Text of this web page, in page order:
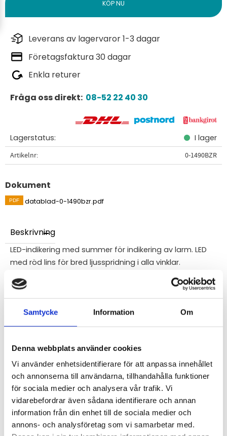
Samtycke Information Om
Denna webbplats använder cookies
Vi använder enhetsidentifierare för att anpassa innehållet
och annonserna till användarna, tillhandahålla funktioner
för sociala medier och analysera vår trafik. Vi
vidarebefordrar även sådana identifierare och annan
information från din enhet till de sociala medier och
annons- och analysföretag som vi samarbetar med.
Leverans av lagervaror 1-3 dagar
Företagsfaktura 30 dagar
Enkla returer
Fråga oss direkt: 08-52 22 40 30
Lagerstatus I lager
Artikelnr 0-1490BZR
Dokument
datablad-0-1490bzr.pdf
Beskrivning
LED-indikering med summer för indikering av larm. LED
med röd lins för bred ljusspridning i alla vinklar.
Kan användas med fast eller pulserande ljud och ljus.
Levereras i 2-pack.
STÄLL EN FRÅGA OM PRODUKTEN
Specifikationer
Omdömen
Du